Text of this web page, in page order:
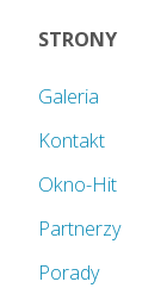
STRONY
Galeria
Kontakt
Okno-Hit
Partnerzy
Porady